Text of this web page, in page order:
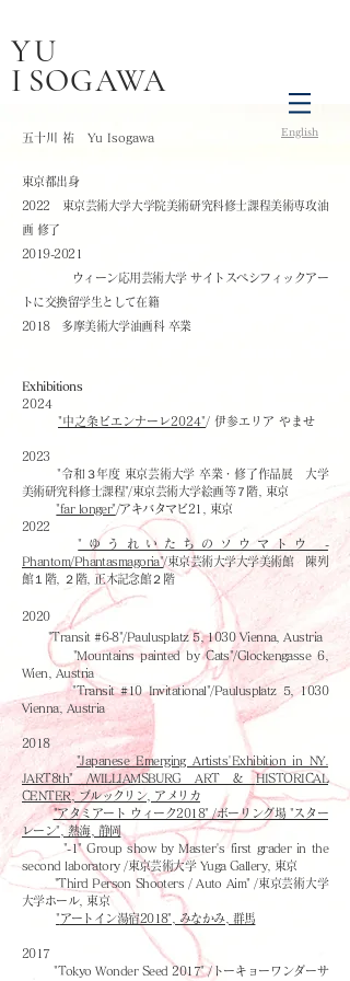
YU
I SOGAWA
五十川 祐 Yu Isogawa
東京都出身
2022 東京芸術大学大学院美術研究科修士課程美術専攻油
画 修了
2019-2021
ウィーン応用芸術大学 サイトスペシフィックアー
トに交換留学生として在籍
2018 多摩美術大学油画科 卒業
Exhibitions
2024
"中之条ビエンナーレ2024"/ 伊参エリア やませ
2023
"令和３年度 東京芸術大学 卒業・修了作品展 大学
美術研究科修士課程"/東京芸術大学絵画等７階, 東京
"far longer"/アキバタマビ21, 東京
2022
"ゆうれいたちのソウマトウ -
Phantom/Phantasmagoria"/東京芸術大学大学美術館 陳列
館１階, ２階, 正木記念館２階
2020
"Transit #6-8"/Paulusplatz 5, 1030 Vienna, Austria
"Mountains painted by Cats"/Glockengasse 6,
Wien, Austria
"Transit #10 Invitational"/Paulusplatz 5, 1030
Vienna, Austria​
2018
"Japanese Emerging Artists'Exhibition in NY.
JART8th" /WILLIAMSBURG ART &HISTORICAL
CENTER, ブルックリン, アメリカ
"アタミアート ウィーク2018" /ボーリング場 "スター
レーン", 熱海, 静岡
"-1" Group show by Master's first grader in the
second laboratory /東京芸術大学 Yuga Gallery, 東京
"Third Person Shooters / Auto Aim" /東京芸術大学
大学ホール, 東京
"アートイン湯宿2018", みなかみ, 群馬
2017
"Tokyo Wonder Seed 2017" /トーキョーワンダーサ
English